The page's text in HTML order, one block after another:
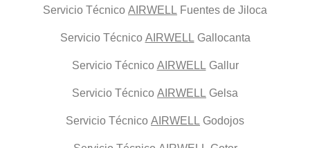
Servicio Técnico AIRWELL Fuentes de Jiloca
Servicio Técnico AIRWELLGallocanta
Servicio Técnico AIRWELLGallur
Servicio Técnico AIRWELL Gelsa
Servicio Técnico AIRWELL Godojos